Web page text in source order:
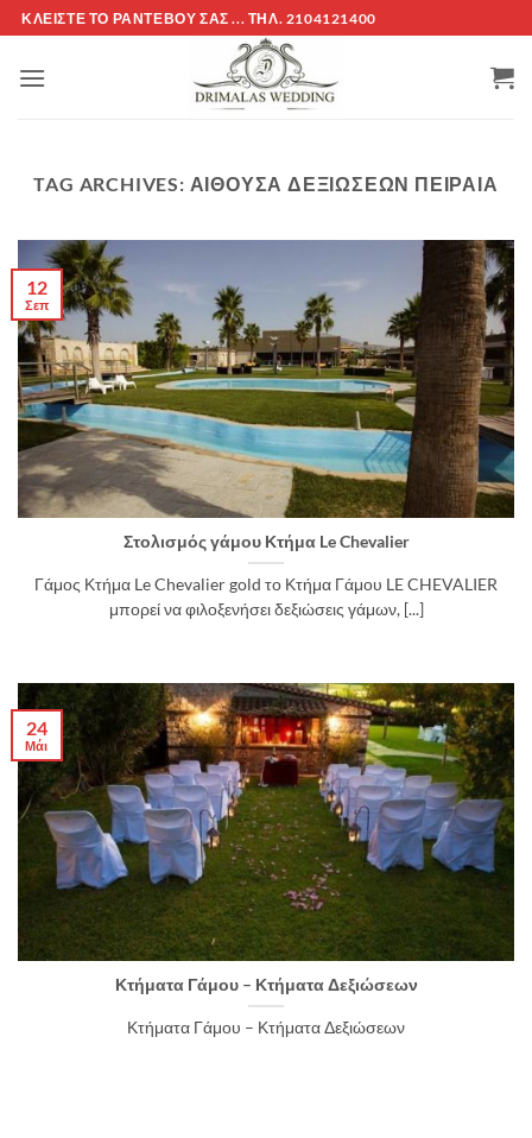
Μετάβαση
στο
περιεχόμενο
ΚΛΕΊΣΤΕ ΤΌ ΡΑΝΤΕΒΟΎ ΣΑΣ ... ΤΗΛ. 2104121400
TAG ARCHIVES: ΑΙΘΟΥΣΑ ΔΕΞΙΩΣΕΩΝ ΠΕΙΡΑΙΑ
Στολισμός γάμου Κτήμα Le Chevalier
Γάμος Κτήμα Le Chevalier gold το Κτήμα Γάμου LE CHEVALIER
μπορεί να φιλοξενήσει δεξιώσεις γάμων, [...]
12
Σεπ
Κτήματα Γάμου – Κτήματα Δεξιώσεων
Κτήματα Γάμου – Κτήματα Δεξιώσεων
24
Μάι